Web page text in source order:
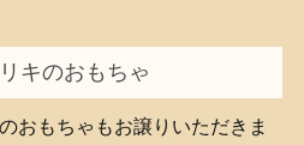
キのおもちゃ
おもちゃもお譲りいただきま